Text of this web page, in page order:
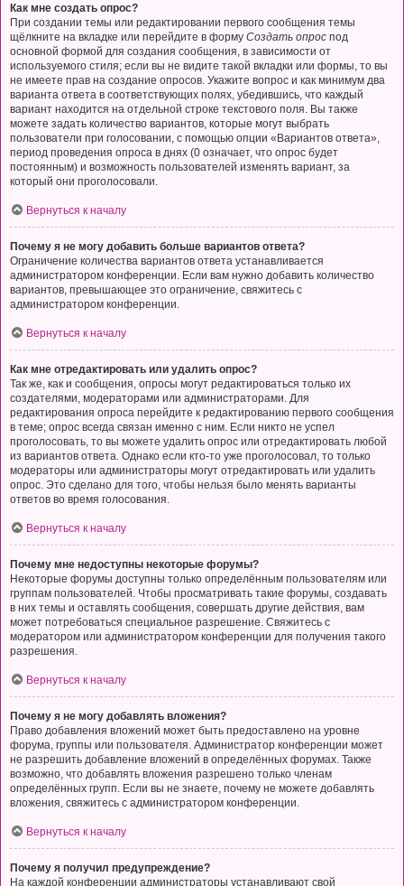
Как мне создать опрос?
При создании темы или редактировании первого сообщения темы
щёлкните на вкладке или перейдите в форму Создать опрос под
основной формой для создания сообщения, в зависимости от
используемого стиля; если вы не видите такой вкладки или формы, то вы
не имеете прав на создание опросов. Укажите вопрос и как минимум два
варианта ответа в соответствующих полях, убедившись, что каждый
вариант находится на отдельной строке текстового поля. Вы также
можете задать количество вариантов, которые могут выбрать
пользователи при голосовании, с помощью опции «Вариантов ответа»,
период проведения опроса в днях (0 означает, что опрос будет
постоянным) и возможность пользователей изменять вариант, за
который они проголосовали.
Вернуться к началу
Почему я не могу добавить больше вариантов ответа?
Ограничение количества вариантов ответа устанавливается
администратором конференции. Если вам нужно добавить количество
вариантов, превышающее это ограничение, свяжитесь с
администратором конференции.
Вернуться к началу
Как мне отредактировать или удалить опрос?
Так же, как и сообщения, опросы могут редактироваться только их
создателями, модераторами или администраторами. Для
редактирования опроса перейдите к редактированию первого сообщения
в теме; опрос всегда связан именно с ним. Если никто не успел
проголосовать, то вы можете удалить опрос или отредактировать любой
из вариантов ответа. Однако если кто-то уже проголосовал, то только
модераторы или администраторы могут отредактировать или удалить
опрос. Это сделано для того, чтобы нельзя было менять варианты
ответов во время голосования.
Вернуться к началу
Почему мне недоступны некоторые форумы?
Некоторые форумы доступны только определённым пользователям или
группам пользователей. Чтобы просматривать такие форумы, создавать
в них темы и оставлять сообщения, совершать другие действия, вам
может потребоваться специальное разрешение. Свяжитесь с
модератором или администратором конференции для получения такого
разрешения.
Вернуться к началу
Почему я не могу добавлять вложения?
Право добавления вложений может быть предоставлено на уровне
форума, группы или пользователя. Администратор конференции может
не разрешить добавление вложений в определённых форумах. Также
возможно, что добавлять вложения разрешено только членам
определённых групп. Если вы не знаете, почему не можете добавлять
вложения, свяжитесь с администратором конференции.
Вернуться к началу
Почему я получил предупреждение?
На каждой конференции администраторы устанавливают свой